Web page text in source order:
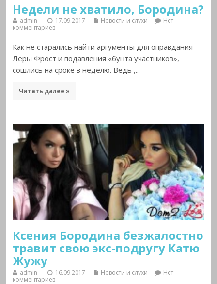
Недели не хватило, Бородина?
admin 17.09.2017 Новости и слухи
Нет
комментариев
Как не старались найти аргументы для оправдания
Леры Фрост и подавления «бунта участников»,
сошлись на сроке в неделю. Ведь ,...
Читать далее »
Ксения Бородина безжалостно
травит свою экс-подругу Катю
Жужу
admin 16.09.2017 Новости и слухи
Нет
комментариев